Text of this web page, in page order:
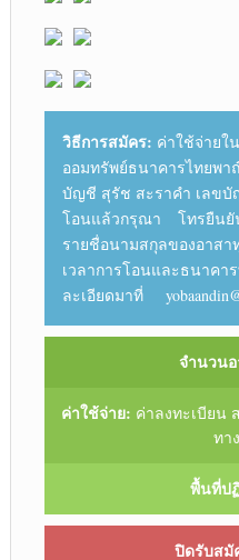
วิธีการสมัคร: ค่าใช้จ่าย
ออมทรัพย์ธนาคารไทยพ
บัญชี สุรัช สะราคำ เลขบั
โอนแล้วกรุณา โทรยืนยัน
รายชื่อนามสกุลของอาส
เวลาการโอนและธนาคา
ละเอียดมาที่
จำนวน
ค่าใช้จ่าย: ค่าลงทะเบียน
ทา
พื้นที่ป
ปิดรับสมั